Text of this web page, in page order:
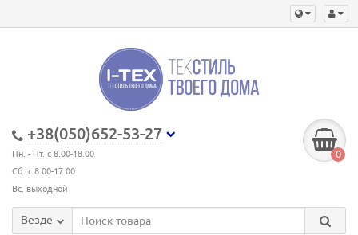
+38(050)652-53-27
Пн. - Пт. с 8.00-18.00
Сб. с 8.00-17.00
Вс. выходной
0
Везде